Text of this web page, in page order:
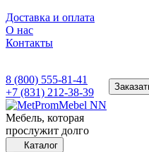
Доставка и оплата
О нас
Контакты
8 (800) 555-81-41
+7 (831) 212-38-39
Мебель, которая
прослужит долго
Каталог